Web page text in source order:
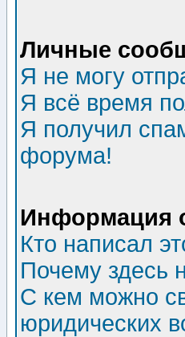
Личные
Я не могу
Я всё время
Я получил
форума!
Информация
Кто написал
Почему здесь
С кем можно
юридических